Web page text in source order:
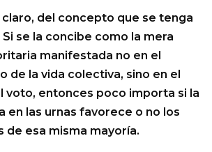
del concepto que se tenga
se la concibe como la mera
manifestada no en el
de la vida colectiva, sino en el
voto, entonces poco importa si la
en las urnas favorece o no los
de esa misma mayoría.